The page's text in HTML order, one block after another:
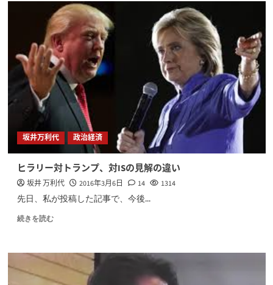
坂井万利代 政治経済
ヒラリー対トランプ、対ISの見解の違い
坂井 万利代 2016年3月6日 14 1314
先日、私が投稿した記事で、今後...
続きを読む